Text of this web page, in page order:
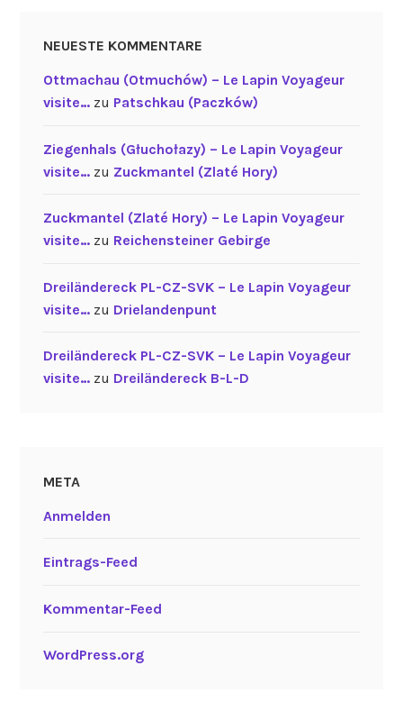
NEUESTE KOMMENTARE
Ottmachau (Otmuchów) – Le Lapin Voyageur
visite…zu Patschkau (Paczków)
Ziegenhals (Głuchołazy) – Le Lapin Voyageur
visite…zu Zuckmantel (Zlaté Hory)
Zuckmantel (Zlaté Hory) – Le Lapin Voyageur
visite…zu Reichensteiner Gebirge
Dreiländereck PL-CZ-SVK – Le Lapin Voyageur
visite…zu Drielandenpunt
Dreiländereck PL-CZ-SVK – Le Lapin Voyageur
visite…zu Dreiländereck B-L-D
META
Anmelden
Eintrags-Feed
Kommentar-Feed
WordPress.org